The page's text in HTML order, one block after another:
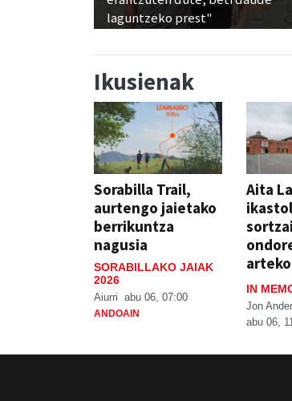
laguntzeko prest"
Ikusienak
Sorabilla Trail,
aurtengo jaietako
berrikuntza
nagusia
SORABILLAKO JAIAK
2026
Aiurri abu 06, 07:00
ANDOAIN
Aita
IN
Jon
abu 06,